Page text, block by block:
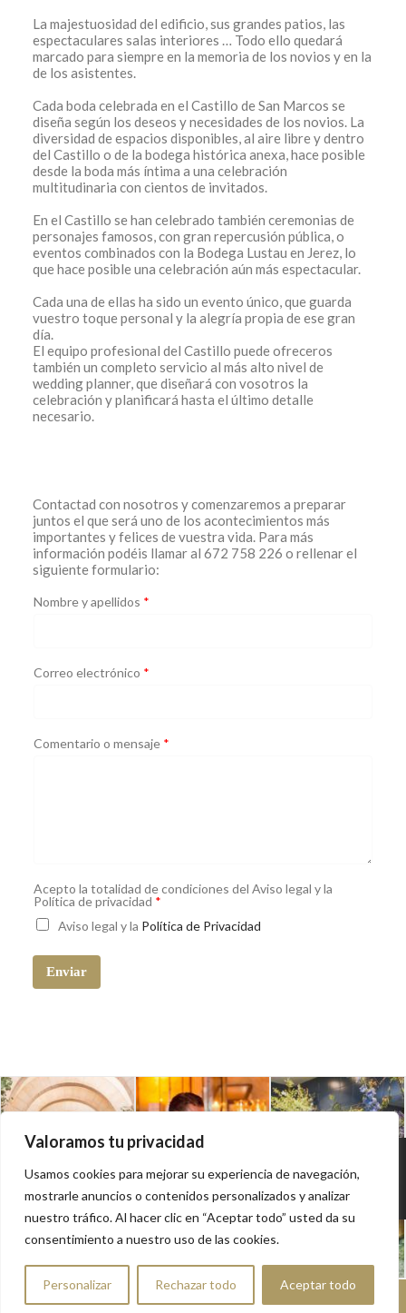
Valoramos tu privacidad
Usamos cookies para mejorar su experiencia de navegación,
mostrarle anuncios o contenidos personalizados y analizar
nuestro tráfico. Al hacer clic en “Aceptar todo” usted da su
consentimiento a nuestro uso de las cookies.
Personalizar Rechazar todo Aceptar todo
La majestuosidad del edificio, sus grandes patios, las
espectaculares salas interiores … Todo ello quedará
marcado para siempre en la memoria de los novios y en la
de los asistentes.
Cada boda celebrada en el Castillo de San Marcos se
diseña según los deseos y necesidades de los novios. La
diversidad de espacios disponibles, al aire libre y dentro
del Castillo o de la bodega histórica anexa, hace posible
desde la boda más íntima a una celebración
multitudinaria con cientos de invitados.
En el Castillo se han celebrado también ceremonias de
personajes famosos, con gran repercusión pública, o
eventos combinados con la Bodega Lustau en Jerez, lo
que hace posible una celebración aún más espectacular.
Cada una de ellas ha sido un evento único, que guarda
vuestro toque personal y la alegría propia de ese gran
día.
El equipo profesional del Castillo puede ofreceros
también un completo servicio al más alto nivel de
wedding planner, que diseñará con vosotros la
celebración y planificará hasta el último detalle
necesario.
Contactad con nosotros y comenzaremos a preparar
juntos el que será uno de los acontecimientos más
importantes y felices de vuestra vida. Para más
información podéis llamar al 672 758 226 o rellenar el
siguiente formulario:
Nombre y apellidos *
Correo electrónico *
Comentario o mensaje *
Acepto la totalidad de condiciones del Aviso legal y la
Política de privacidad *
Aviso legal y la Política de Privacidad
Enviar
Aviso Legal| Política de Privacidad Política de Cookies